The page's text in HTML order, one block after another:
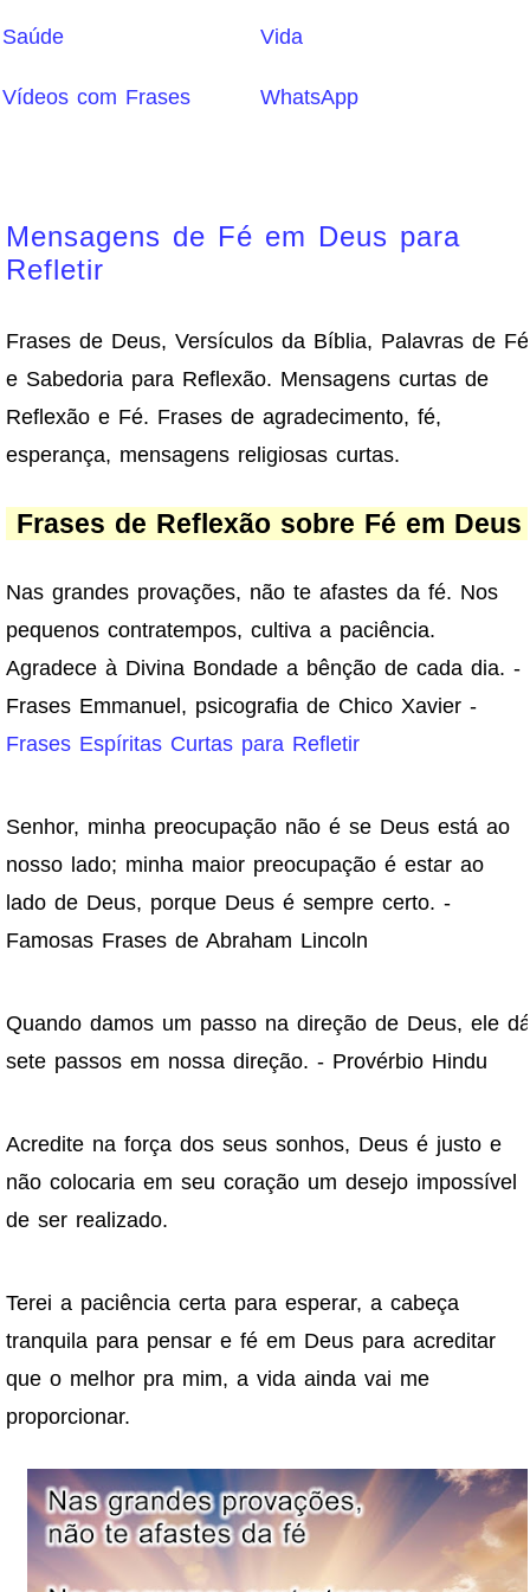
Saúde Vida
Vídeos com Frases WhatsApp
Mensagens de Fé em Deus para
Refletir
Frases de Deus, Versículos da Bíblia, Palavras de Fé
e Sabedoria para Reflexão. Mensagens curtas de
Reflexão e Fé. Frases de agradecimento, fé,
esperança, mensagens religiosas curtas.
Frases de Reflexão sobre Fé em Deus
Nas grandes provações, não te afastes da fé. Nos
pequenos contratempos, cultiva a paciência.
Agradece à Divina Bondade a bênção de cada dia. -
Frases Emmanuel, psicografia de Chico Xavier -
Frases Espíritas Curtas para Refletir
Senhor, minha preocupação não é se Deus está ao
nosso lado; minha maior preocupação é estar ao
lado de Deus, porque Deus é sempre certo. -
Famosas Frases de Abraham Lincoln
Quando damos um passo na direção de Deus, ele dá
sete passos em nossa direção. - Provérbio Hindu
Acredite na força dos seus sonhos, Deus é justo e
não colocaria em seu coração um desejo impossível
de ser realizado.
Terei a paciência certa para esperar, a cabeça
tranquila para pensar e fé em Deus para acreditar
que o melhor pra mim, a vida ainda vai me
proporcionar.